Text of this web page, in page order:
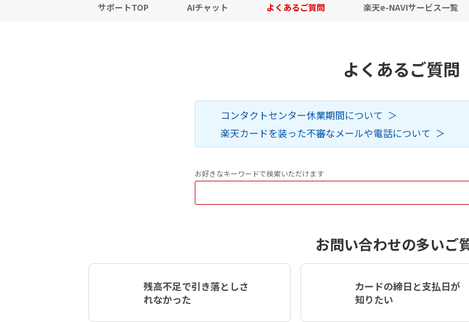
サポートTOP AIチャット よくあるご質問 楽天e-NAVIサービス一覧
よくあるご質問
コンタクトセンター休業期間について
楽天カードを装った不審なメールや電話について
お好きなキーワードで検索いただけます
お問い合わせの多いご
残高不足で引き落としさ
れなかった
カードの締日と支払日が
知りたい